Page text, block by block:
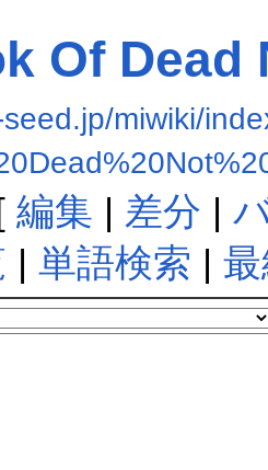
Of Dead
miwiki/
編集 | 差分 |
| 単語検索 |